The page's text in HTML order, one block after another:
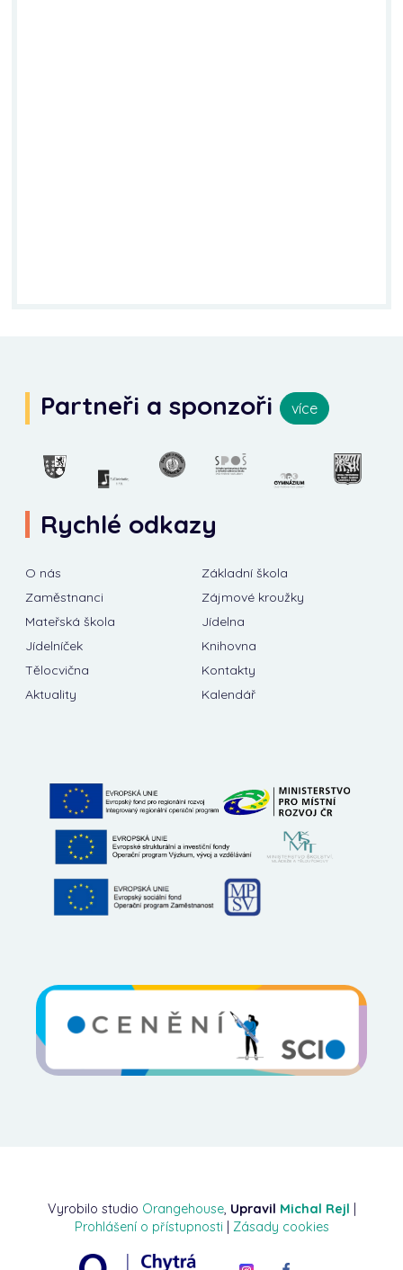
Partneři a sponzoři více
Rychlé odkazy
O nás
Základní škola
Zaměstnanci
Zájmové kroužky
Mateřská škola
Jídelna
Jídelníček
Knihovna
Tělocvična
Kontakty
Aktuality
Kalendář
Vyrobilo studio Orangehouse, Upravil Michal Rejl |
Prohlášení o přístupnosti | Zásady cookies